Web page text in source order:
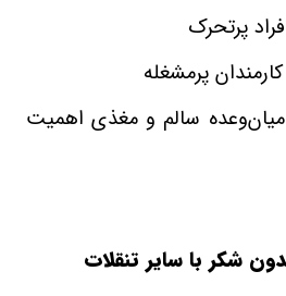
پرتحرک
پرمشغله
میان‌وعده سالم و مغذی اهمیت
شکر با سایر تنقلات